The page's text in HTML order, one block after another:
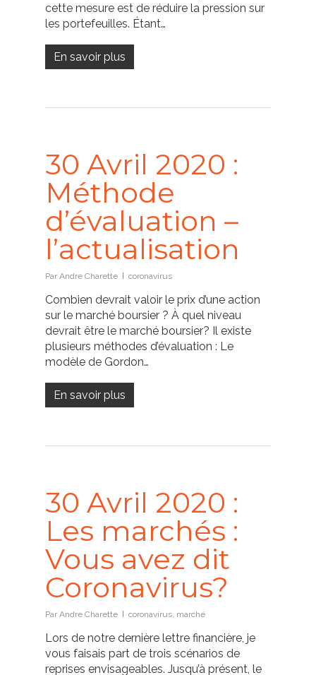
cette mesure est de réduire la pression sur
les portefeuilles. Étant…
En savoir plus
30 Avril 2020 :
Méthode
d’évaluation –
l’actualisation
Par Andre Charette coronavirus
Combien devrait valoir le prix d’une action
sur le marché boursier ? À quel niveau
devrait être le marché boursier? Il existe
plusieurs méthodes d’évaluation : Le
modèle de Gordon…
En savoir plus
30 Avril 2020 :
Les marchés :
Vous avez dit
Coronavirus?
Par Andre Charette coronavirus, marché
Lors de notre dernière lettre financière, je
vous faisais part de trois scénarios de
reprises envisageables. Jusqu’à présent, le